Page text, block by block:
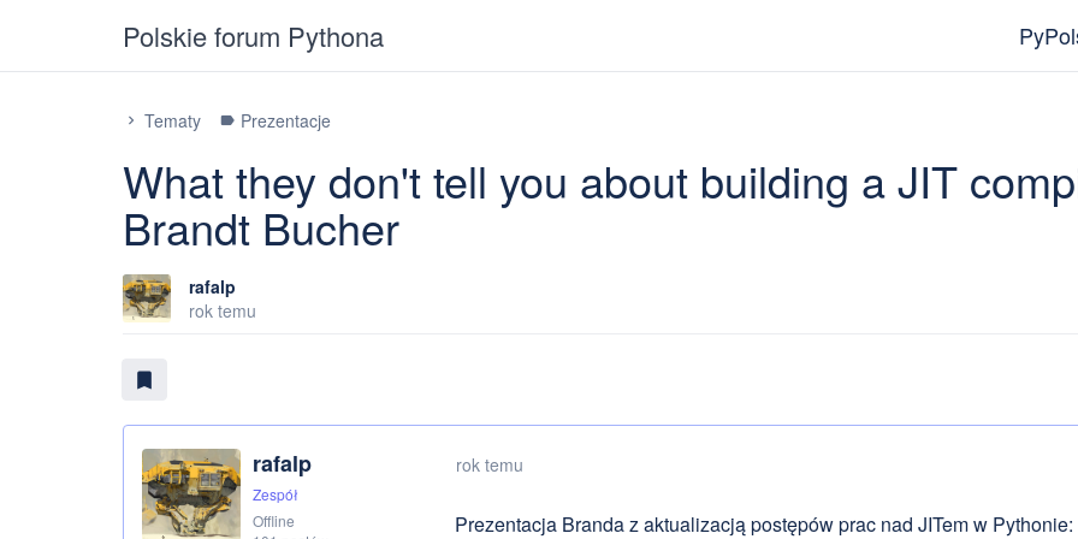
Polskie forum Pythona
chevron_right Tematy label Prezentacje
What they don't tell you about building a JIT
Brandt Bucher
rafalp
rok temu
bookmark
rafalp
Zespół
Offline
rok temu
Prezentacja Branda z aktualizacją postępów prac nad JITem w Pythonie: